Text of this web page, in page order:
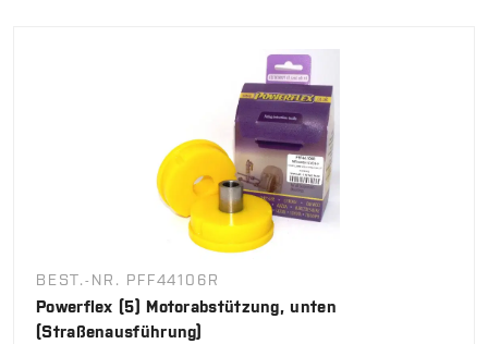
BEST.-NR. PFF44106R
Powerflex (5) Motorabstützung, unten
(Straßenausführung)